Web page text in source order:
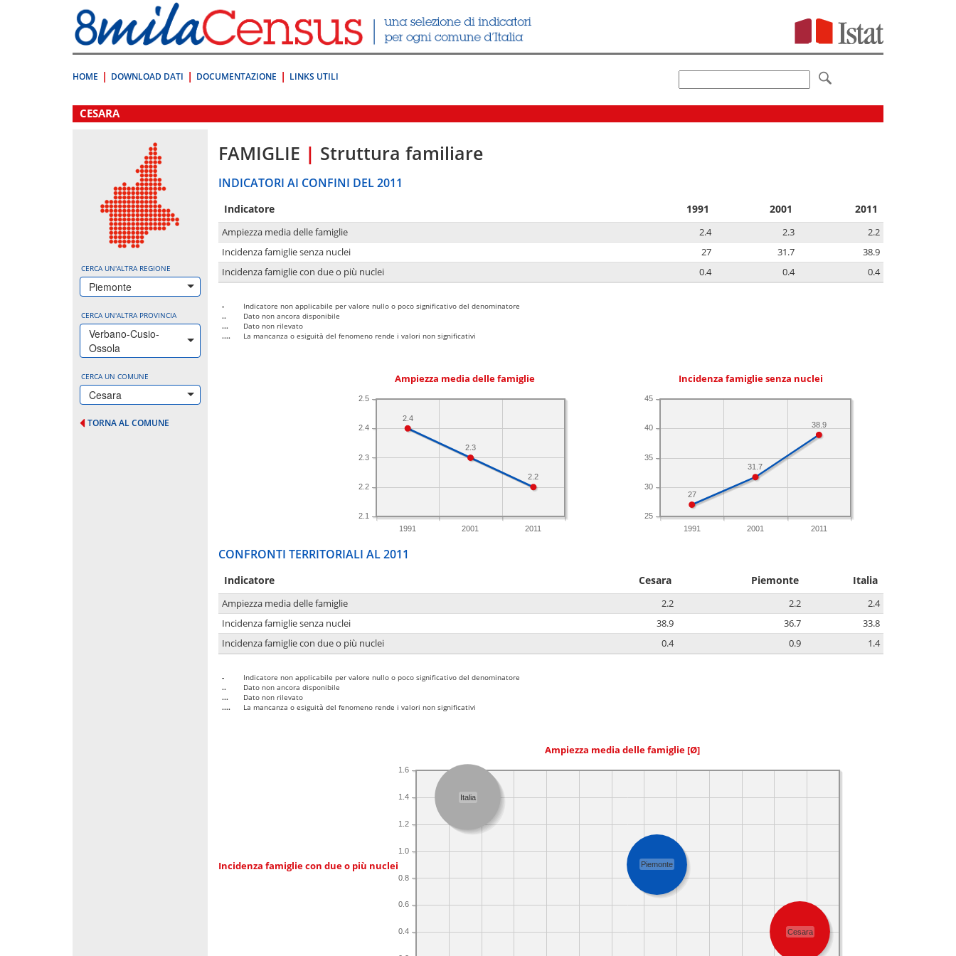
direttamente
a:
Contenuto
HOME DOWNLOAD DATI DOCUMENTAZIONE LINKS UTILI
.
CESARA
CERCA UN'ALTRA REGIONE
Piemonte
CERCA UN'ALTRA PROVINCIA
Verbano-Cusio-
Ossola
CERCA UN COMUNE
Cesara
TORNA AL COMUNE
FAMIGLIE | Struttura familiare
INDICATORI AI CONFINI DEL 2011
Indicatore 1991 2001 2011
Ampiezza media delle famiglie 2.4 2.3
2.2
Incidenza famiglie senza nuclei
27 31.7
38.9
Incidenza famiglie con due o più nuclei
0.4 0.4 0.4
-
Indicatore non applicabile per valore nullo o poco significativo del denominatore
..
Dato non ancora disponibile
...
Dato non rilevato
....
La mancanza o esiguità del fenomeno rende i valori non significativi
Ampiezza media delle famiglie
1991 2001 2011
2.1
2.2
2.3
2.4
2.5
2.2
2.3
2.4
Incidenza famiglie senza nuclei
1991 2001 2011
25
30
35
40
45
38.9
31.7
27
CONFRONTI TERRITORIALI AL 2011
Indicatore Cesara Piemonte Italia
Ampiezza media delle famiglie 2.2 2.2
2.4
Incidenza famiglie senza nuclei
38.9 36.7
33.8
Incidenza famiglie con due o più nuclei
0.4 0.9 1.4
-
Indicatore non applicabile per valore nullo o poco significativo del denominatore
..
Dato non ancora disponibile
...
Dato non rilevato
....
La mancanza o esiguità del fenomeno rende i valori non significativi
Ampiezza media delle famiglie [Ø]
Incidenza famiglie con due o più nuclei
0.4
0.6
0.8
1.0
1.2
1.4
1.6
Italia
Cesara
Piemonte